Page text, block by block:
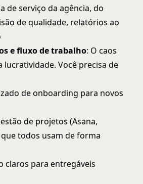
e fluxo de trabalho: O caos
lucratividade. Você precisa de
de onboarding para novos
de projetos (Asana,
todos usam de forma
claros para entregáveis